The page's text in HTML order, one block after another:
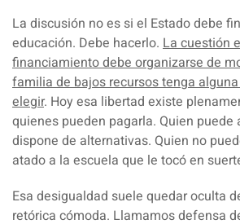
La discusión no es si el Estado debe
educación. Debe hacerlo. La cuestión
financiamiento debe organizarse de
familia de bajos recursos tenga
elegir. Hoy esa libertad existe
quienes pueden pagarla. Quien puede
dispone de alternativas. Quien no
atado a la escuela que le tocó en
Esa desigualdad suele quedar oculta
retórica cómoda. Llamamos defensa